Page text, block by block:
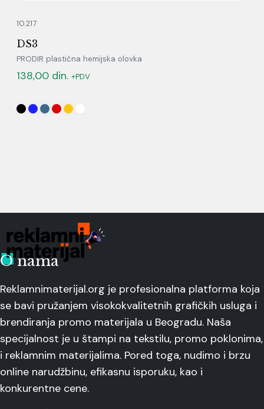
10.217
DS3
PRODIR plastična hemijska olovka
138,00 din. +PDV
O nama
Reklamnimaterijal.org je profesionalna platforma koja
se bavi pružanjem visokokvalitetnih grafičkih usluga i
brendiranja promo materijala u Beogradu. Naša
specijalnost je u štampi na tekstilu, promo poklonima,
i reklamnim materijalima. Pored toga, nudimo i brzu
online narudžbinu, efikasnu isporuku, kao i
konkurentne cene.